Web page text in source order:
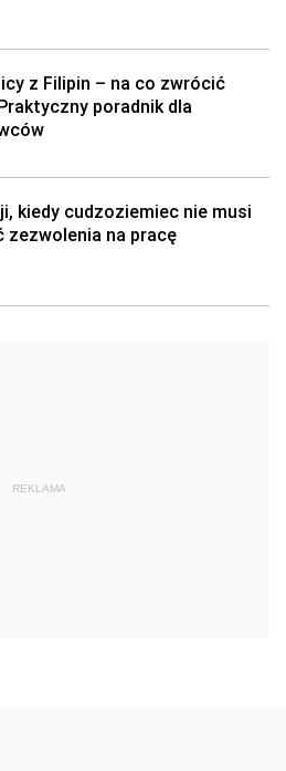
z Filipin – na co zwrócić
poradnik dla
kiedy cudzoziemiec nie musi
zezwolenia na pracę
REKLAMA